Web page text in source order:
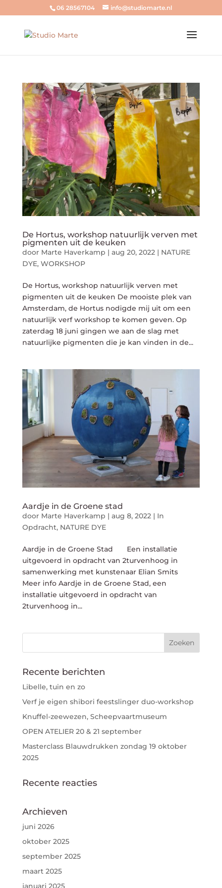
06 28567104 info@studiomarte.nl
De Hortus, workshop natuurlijk verven met
pigmenten uit de keuken
door Marte Haverkamp | aug 20, 2022| NATURE
DYE, WORKSHOP
De Hortus, workshop natuurlijk verven met
pigmenten uit de keuken De mooiste plek van
Amsterdam, de Hortus nodigde mij uit om een
natuurlijk verf workshop te komen geven. Op
zaterdag 18 juni gingen we aan de slag met
natuurlijke pigmenten die je kan vinden in de...
Aardje in de Groene stad
door Marte Haverkamp | aug 8, 2022| In
Opdracht, NATURE DYE
Aardje in de Groene Stad Een installatie
uitgevoerd in opdracht van 2turvenhoog in
samenwerking met kunstenaar Elian Smits
Meer info Aardje in de Groene Stad, een
installatie uitgevoerd in opdracht van
2turvenhoog in...
Recente berichten
Libelle, tuin en zo
Verf je eigen shibori feestslinger duo-workshop
Knuffel-zeewezen, Scheepvaartmuseum
OPEN ATELIER 20 & 21 september
Masterclass Blauwdrukken zondag 19 oktober
2025
Recente reacties
Archieven
juni 2026
oktober 2025
september 2025
maart 2025
januari 2025